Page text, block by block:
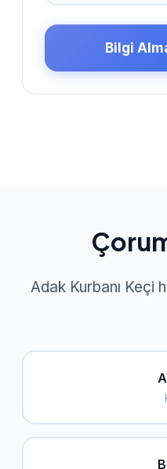
Bilgi
Adak Kurbanı Keçi